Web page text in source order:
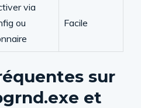
via
ou
Facile
sur
et